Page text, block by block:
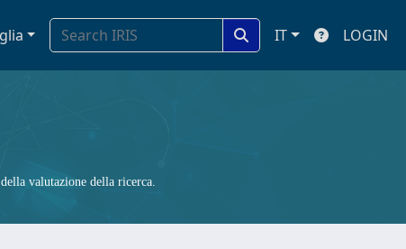
IT LOGIN
valutazione della ricerca.